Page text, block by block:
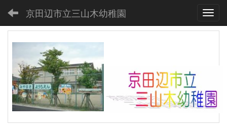
京田辺市立三山木幼稚園